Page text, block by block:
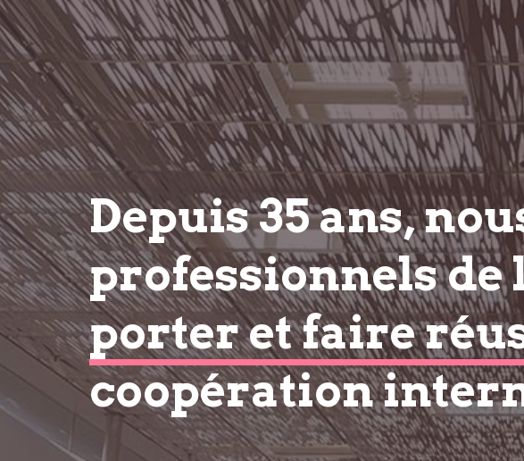
Depuis 35 ans,
professionnels
porter et faire
coopération